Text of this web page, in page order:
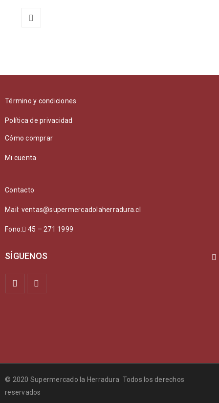
Término y condiciones
Política de privacidad
Cómo comprar
Mi cuenta
Contacto
Mail: ventas@supermercadolaherradura.cl
Fono: 45 – 271 1999
SÍGUENOS
© 2020 Supermercado la Herradura Todos los derechos
reservados